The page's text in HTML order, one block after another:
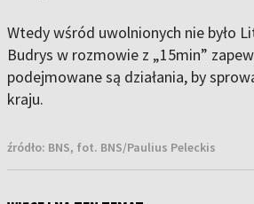
Wtedy wśród uwolnionych nie było
Budrys w rozmowie z „15min”
podejmowane są działania, by
kraju.
źródło: BNS, fot. BNS/Paulius Peleckis